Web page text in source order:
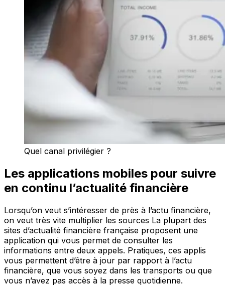
Quel canal privilégier ?
Les applications mobiles pour suivre
en continu l’actualité financière
Lorsqu’on veut s’intéresser de près à l’actu financière,
on veut très vite multiplier les sources La plupart des
sites d’actualité financière française proposent une
application qui vous permet de consulter les
informations entre deux appels. Pratiques, ces applis
vous permettent d’être à jour par rapport à l’actu
financière, que vous soyez dans les transports ou que
vous n’avez pas accès à la presse quotidienne.